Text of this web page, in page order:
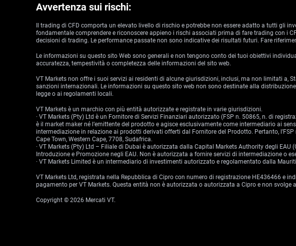
Avvertenza sui rischi:
Il trading di CFD comporta un elevato livello di rischio e potrebbe non essere adatto a tutti gli
fondamentale comprendere e riconoscere appieno i rischi associati prima di fare trading con i
decisioni di trading. Le performance passate non sono indicative dei risultati futuri. Fare
Le informazioni su questo sito Web sono generali e non tengono conto dei tuoi obiettivi
accuratezza, tempestività o completezza delle informazioni del sito web.
VT Markets non offre i suoi servizi ai residenti di alcune giurisdizioni, inclusi, ma non limitati a,
sanzioni internazionali. Le informazioni su questo sito web non sono destinate alla
legge o ai regolamenti locali.
VT Markets è un marchio con più entità autorizzate e registrate in varie giurisdizioni.
· VT Markets (Pty) Ltd è un Fornitore di Servizi Finanziari autorizzato (FSP n. 50865, n. di
è il market maker né l’emittente del prodotto e agisce esclusivamente come intermediario ai
intermediazione in relazione ai prodotti derivati offerti dal Fornitore del Prodotto. Pertanto,
Cape Town, Western Cape, 7708, Sudafrica.
· VT Markets (Pty) Ltd – Filiale di Dubai è autorizzata dalla Capital Markets Authority degli
Introduzione e Promozione negli EAU. Non è autorizzata a fornire servizi di intermediazione o
· VT Markets Limited è un intermediario di investimenti autorizzato e regolamentato dalla
VT Markets Ltd, registrata nella Repubblica di Cipro con numero di registrazione HE436466 e
pagamento per VT Markets. Questa entità non è autorizzata o autorizzata a Cipro e non svolge
Copyright © 2026 Mercati VT.